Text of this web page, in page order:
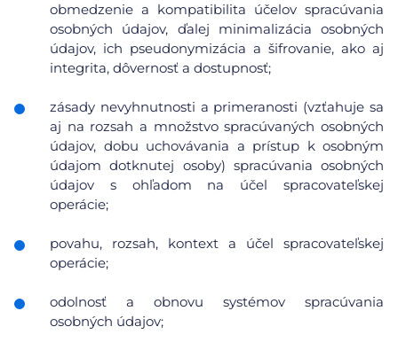
obmedzenie a kompatibilita účelov spracúvania
osobných údajov, ďalej minimalizácia osobných
údajov, ich pseudonymizácia a šifrovanie, ako aj
integrita, dôvernosť a dostupnosť;
zásady nevyhnutnosti a primeranosti (vzťahuje sa
aj na rozsah a množstvo spracúvaných osobných
údajov, dobu uchovávania a prístup k osobným
údajom dotknutej osoby) spracúvania osobných
údajov s ohľadom na účel spracovateľskej
operácie;
povahu, rozsah, kontext a účel spracovateľskej
operácie;
odolnosť a obnovu systémov spracúvania
osobných údajov;